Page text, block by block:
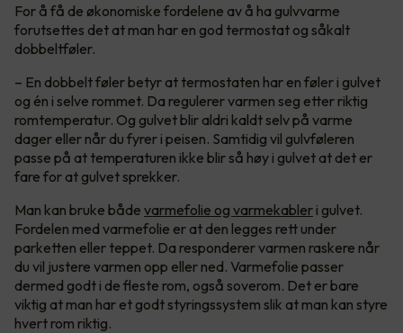
For å få de økonomiske fordelene av å ha gulvvarme
forutsettes det at man har en god termostat og såkalt
dobbeltføler.
– En dobbelt føler betyr at termostaten har en føler i gulvet
og én i selve rommet. Da regulerer varmen seg etter riktig
romtemperatur. Og gulvet blir aldri kaldt selv på varme
dager eller når du fyrer i peisen. Samtidig vil gulvføleren
passe på at temperaturen ikke blir så høy i gulvet at det er
fare for at gulvet sprekker.
Man kan bruke både varmefolie og varmekabler i gulvet.
Fordelen med varmefolie er at den legges rett under
parketten eller teppet. Da responderer varmen raskere når
du vil justere varmen opp eller ned. Varmefolie passer
dermed godt i de fleste rom, også soverom. Det er bare
viktig at man har et godt styringssystem slik at man kan styre
hvert rom riktig.